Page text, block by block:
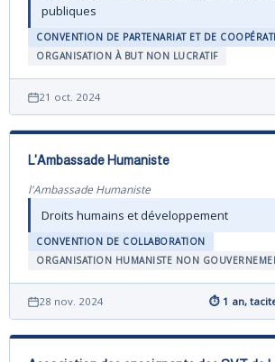
publiques
CONVENTION DE PARTENARIAT ET DE
ORGANISATION À BUT NON LUCRATIF
21 oct. 2024
L'Ambassade Humaniste
l'Ambassade Humaniste
Droits humains et développement
CONVENTION DE COLLABORATION
ORGANISATION HUMANISTE NON
28 nov. 2024 ⏱ 1 an,